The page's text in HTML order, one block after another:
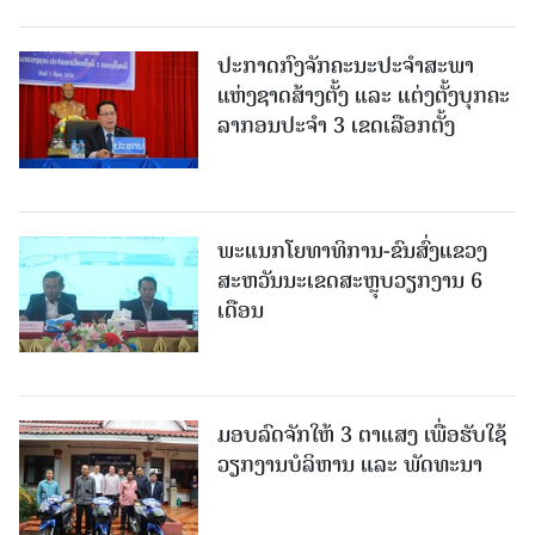
ປະກາດກົງຈັກຄະນະປະຈໍາສະພາ
ແຫ່ງຊາດສ້າງຕັ້ງ ແລະ ແຕ່ງຕັ້ງບຸກຄະ
ລາກອນປະຈໍາ 3 ເຂດເລືອກຕັ້ງ
ພະແນກໂຍທາທິການ-ຂົນສົ່ງແຂວງ
ສະຫວັນນະເຂດສະຫຼຸບວຽກງານ 6
ເດືອນ
ມອບລົດຈັກໃຫ້ 3 ຕາແສງ ເພື່ອຮັບໃຊ້
ວຽກງານບໍລິຫານ ແລະ ພັດທະນາ